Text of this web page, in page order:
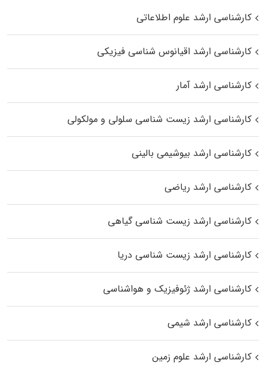
کارشناسی ارشد علوم اطلاعاتی
کارشناسی ارشد اقیانوس‌ شناسی فیزیکی
کارشناسی ارشد آمار
کارشناسی ارشد زیست شناسی سلولی و مولکولی
کارشناسی ارشد بیوشیمی بالینی
کارشناسی ارشد ریاضی
کارشناسی ارشد زیست‌ شناسی گیاهی
کارشناسی ارشد زیست‌ شناسی دریا
کارشناسی ارشد ژئوفیزیک و هواشناسی
کارشناسی ارشد شیمی
کارشناسی ارشد علوم زمین